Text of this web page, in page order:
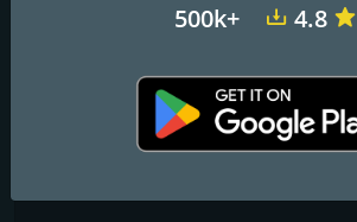
+500k